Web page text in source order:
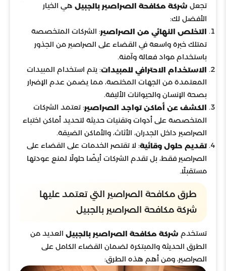
تجعل شركة مكافحة الصراصير بالجبيل هي الخيار
الأفضل لك:
التخلص النهائي من الصراصير: الشركات المتخصصة
تمتلك خبرة واسعة في القضاء على الصراصير من الجذور
باستخدام مواد فعالة وآمنة.
الاستخدام الاحترافي للمبيدات: يتم استخدام المبيدات
المعتمدة من الجهات المختصة، مما يضمن عدم الإضرار
بصحة الإنسان والحيوانات الأليفة.
الكشف عن أماكن تواجد الصراصير: تعتمد الشركات
المتخصصة على أدوات وتقنيات حديثة لتحديد أماكن اختباء
الصراصير داخل الجدران، الأثاث، والأماكن الضيقة.
تقديم حلول وقائية: لا تقتصر الخدمات على القضاء على
الصراصير فقط، بل تقدم الشركات أيضًا حلولًا لمنع عودتها
مستقبلًا.
طرق مكافحة الصراصير التي تعتمد عليها
شركة مكافحة الصراصير بالجبيل
تستخدم شركة مكافحة الصراصير بالجبيل العديد من
الطرق الحديثة والمبتكرة لضمان القضاء الكامل على
الصراصير، ومن أهم هذه الطرق: